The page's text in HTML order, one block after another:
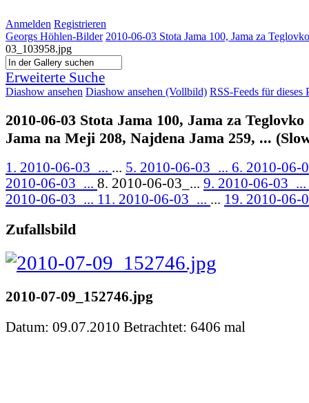
Anmelden Registrieren
Georgs Höhlen-Bilder 2010-06-03 Stota Jama 100, Jama za
03_103958.jpg
Erweiterte Suche
Diashow ansehen Diashow ansehen (Vollbild) RSS-Feeds für dieses
2010-06-03 Stota Jama 100, Jama za Teglovko
Jama na Meji 208, Najdena Jama 259, ...
1. 2010-06-03_... ... 5. 2010-06-03_... 6. 2010-06-
2010-06-03_... 8. 2010-06-03_... 9. 2010-06-03_...
2010-06-03_... 11. 2010-06-03_... ... 19. 2010-06-
Zufallsbild
2010-07-09_152746.jpg
Datum: 09.07.2010 Betrachtet: 6406 mal